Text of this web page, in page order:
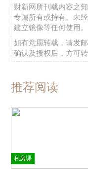
财新网所刊载内容之
专属所有或持有。未
建立镜像等任何使用。
如有意愿转载，请发
确认及授权后，方可转
推荐阅读
私房课